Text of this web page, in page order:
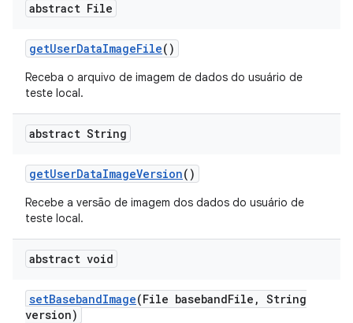
abstract File
getUserDataImageFile()
Receba o arquivo de imagem de dados do usuário de
teste local.
abstract String
getUserDataImageVersion()
Recebe a versão de imagem dos dados do usuário de
teste local.
abstract void
setBasebandImage(File basebandFile , String
version)